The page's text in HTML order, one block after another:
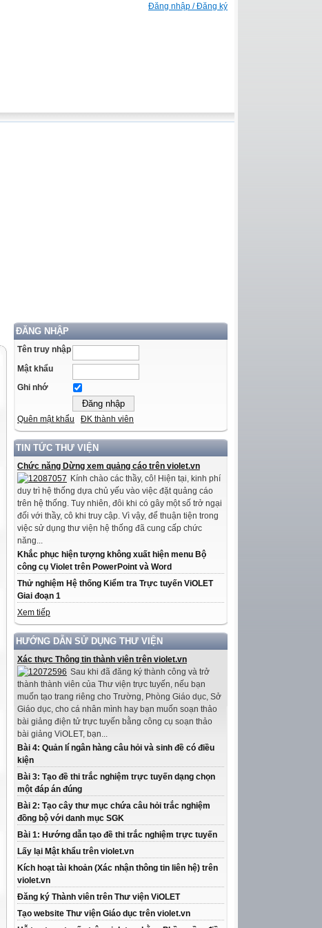
Đăng nhập / Đăng ký
ĐĂNG NHẬP
Tên truy nhập
Mật khẩu
Ghi nhớ
Quên mật khẩu ĐK thành viên
TIN TỨC THƯ VIỆN
Chức năng Dừng xem quảng cáo trên violet.vn
Kính chào các thầy, cô! Hiện tại, kinh phí
duy trì hệ thống dựa chủ yếu vào việc đặt quảng cáo
trên hệ thống. Tuy nhiên, đôi khi có gây một số trở ngại
đối với thầy, cô khi truy cập. Vì vậy, để thuận tiện trong
việc sử dụng thư viện hệ thống đã cung cấp chức
năng...
Khắc phục hiện tượng không xuất hiện menu Bộ
công cụ Violet trên PowerPoint và Word
Thử nghiệm Hệ thống Kiểm tra Trực tuyến ViOLET
Giai đoạn 1
Xem tiếp
HƯỚNG DẪN SỬ DỤNG THƯ VIỆN
Xác thực Thông tin thành viên trên violet.vn
Sau khi đã đăng ký thành công và trở
thành thành viên của Thư viện trực tuyến, nếu bạn
muốn tạo trang riêng cho Trường, Phòng Giáo dục, Sở
Giáo dục, cho cá nhân mình hay bạn muốn soạn thảo
bài giảng điện tử trực tuyến bằng công cụ soạn thảo
bài giảng ViOLET, bạn...
Bài 4: Quản lí ngân hàng câu hỏi và sinh đề có điều
kiện
Bài 3: Tạo đề thi trắc nghiệm trực tuyến dạng chọn
một đáp án đúng
Bài 2: Tạo cây thư mục chứa câu hỏi trắc nghiệm
đồng bộ với danh mục SGK
Bài 1: Hướng dẫn tạo đề thi trắc nghiệm trực tuyến
Lấy lại Mật khẩu trên violet.vn
Kích hoạt tài khoản (Xác nhận thông tin liên hệ) trên
violet.vn
Đăng ký Thành viên trên Thư viện ViOLET
Tạo website Thư viện Giáo dục trên violet.vn